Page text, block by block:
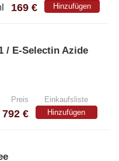
169 € Hinzufügen
/ E-Selectin Azide
Preis Einkaufsliste
792 € Hinzufügen